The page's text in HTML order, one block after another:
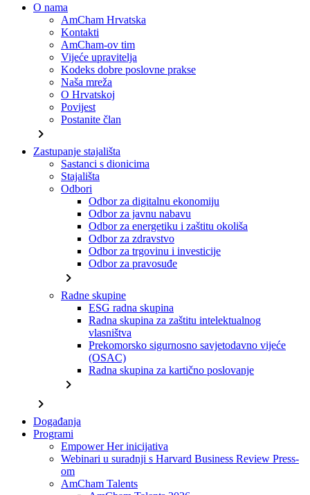
O nama
AmCham Hrvatska
Kontakti
AmCham-ov tim
Vijeće upravitelja
Kodeks dobre poslovne prakse
Naša mreža
O Hrvatskoj
Povijest
Postanite član
chevron_right
Zastupanje stajališta
Sastanci s dionicima
Stajališta
Odbori
Odbor za digitalnu ekonomiju
Odbor za javnu nabavu
Odbor za energetiku i zaštitu okoliša
Odbor za zdravstvo
Odbor za trgovinu i investicije
Odbor za pravosuđe
chevron_right
Radne skupine
ESG radna skupina
Radna skupina za zaštitu intelektualnog
vlasništva
Prekomorsko sigurnosno savjetodavno vijeće
(OSAC)
Radna skupina za kartično poslovanje
chevron_right
chevron_right
Događanja
Programi
Empower Her inicijativa
Webinari u suradnji s Harvard Business Review Press-
om
AmCham Talents